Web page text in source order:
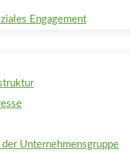
Engagement
der Unternehmensgruppe